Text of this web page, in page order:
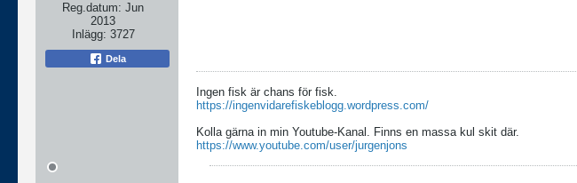
Reg.datum: Jun
2013
Inlägg: 3727
Dela
Ingen fisk är chans för fisk.
https://ingenvidarefiskeblogg.wordpress.com/
Kolla gärna in min Youtube-Kanal. Finns en massa kul skit där.
https://www.youtube.com/user/jurgenjons